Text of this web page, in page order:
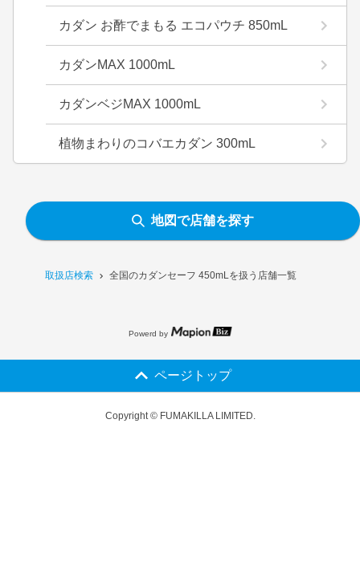
取扱店検索 全国のカダンセーフ 450mLを扱う店舗一覧
カダン お酢でまもる エコパウチ 850mL
カダンMAX 1000mL
カダンベジMAX 1000mL
植物まわりのコバエカダン 300mL
地図で店舗を探す
Powerd by
ページトップ
Copyright © FUMAKILLA LIMITED.